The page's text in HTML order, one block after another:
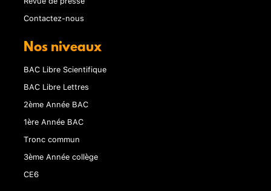
Contactez-nous
Nos niveaux
BAC Libre Scientifique
BAC Libre Lettres
2ème Année BAC
1ère Année BAC
Tronc commun
3ème Année collège
CE6